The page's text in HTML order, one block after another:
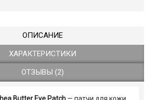
ОПИСАНИЕ
ХАРАКТЕРИСТИКИ
ОТЗЫВЫ (2)